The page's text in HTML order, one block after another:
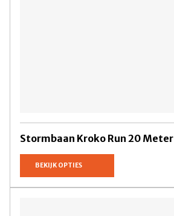
Stormbaan Kroko Run 20 Meter
BEKIJK OPTIES